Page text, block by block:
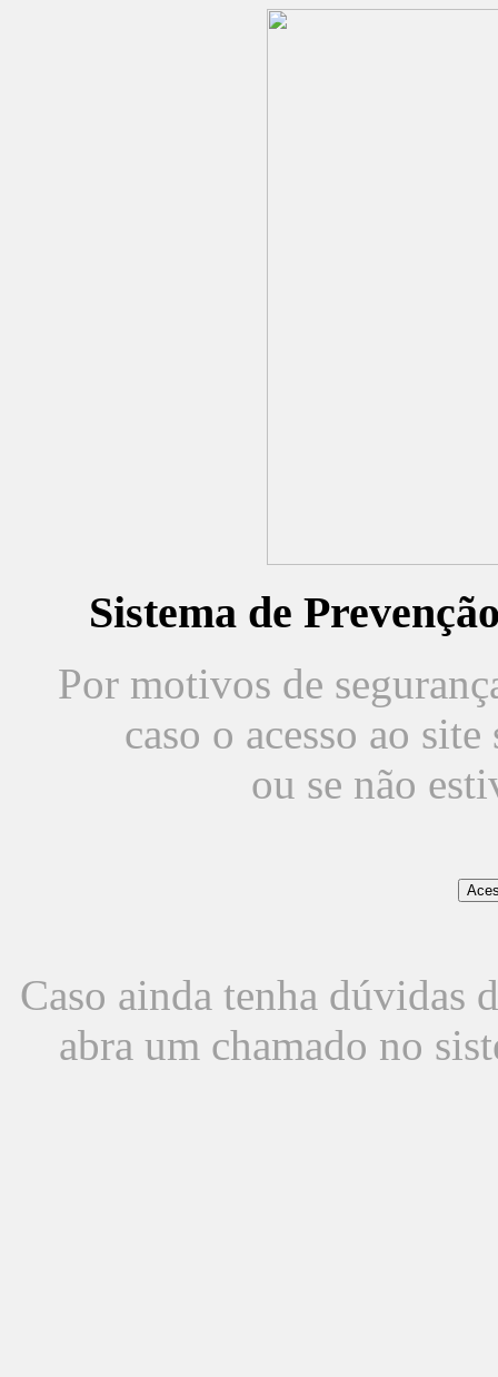
Sistema de
Por motivos de
caso o acesso ao
ou se não
Caso ainda tenha dúvidas
abra um chamado no